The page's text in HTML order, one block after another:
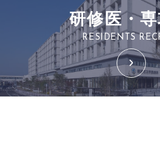
研修医・
RESIDENTS